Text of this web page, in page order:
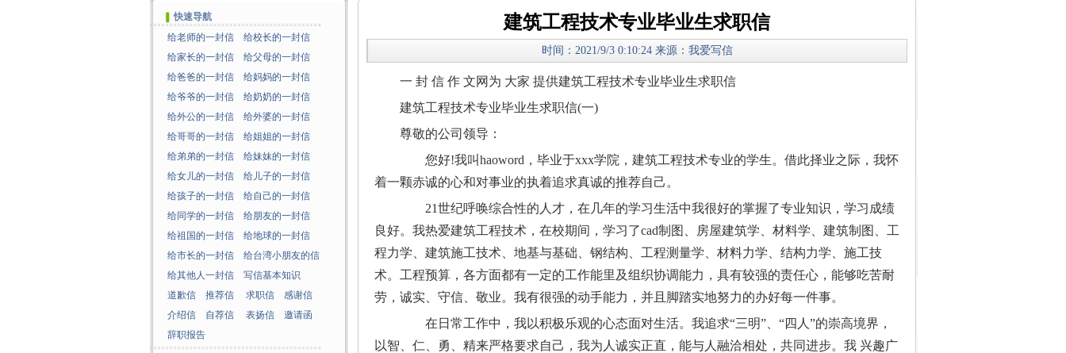
建筑工程技术专业毕业生求职信
时间：2021/9/3 0:10:24 来源：我爱写信
一 封 信 作 文网为 大家 提供建筑工程技术专业毕业生求职信
建筑工程技术专业毕业生求职信(一)
尊敬的公司领导：
您好!我叫haoword，毕业于xxx学院，建筑工程技术专业的学生。借此择业之际，我怀
着一颗赤诚的心和对事业的执着追求真诚的推荐自己。
21世纪呼唤综合性的人才，在几年的学习生活中我很好的掌握了专业知识，学习成绩
良好。我热爱建筑工程技术，在校期间，学习了cad制图、房屋建筑学、材料学、建筑制图、工
程力学、建筑施工技术、地基与基础、钢结构、工程测量学、材料力学、结构力学、施工技
术。工程预算，各方面都有一定的工作能里及组织协调能力，具有较强的责任心，能够吃苦耐
劳，诚实、守信、敬业。我有很强的动手能力，并且脚踏实地努力的办好每一件事。
在日常工作中，我以积极乐观的心态面对生活。我追求“三明”、“四人”的崇高境界，
以智、仁、勇、精来严格要求自己，我为人诚实正直，能与人融洽相处，共同进步。我 兴趣广
快速导航
给老师的一封信
给校长的一封信
给家长的一封信
给父母的一封信
给爸爸的一封信
给妈妈的一封信
给爷爷的一封信
给奶奶的一封信
给外公的一封信
给外婆的一封信
给哥哥的一封信
给姐姐的一封信
给弟弟的一封信
给妹妹的一封信
给女儿的一封信
给儿子的一封信
给孩子的一封信
给自己的一封信
给同学的一封信
给朋友的一封信
给祖国的一封信
给地球的一封信
给市长的一封信
给台湾小朋友的信
给其他人一封信
写信基本知识
道歉信
推荐信 求职信
感谢信
介绍信
自荐信 表扬信
邀请函
辞职报告